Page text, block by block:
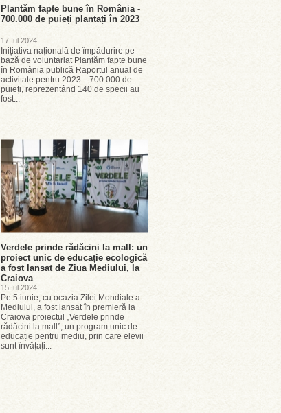
Plantăm fapte bune în România -
700.000 de puieți plantați în 2023
17 Iul 2024
Inițiativa națională de împădurire pe
bază de voluntariat Plantăm fapte bune
în România publică Raportul anual de
activitate pentru 2023. 700.000 de
puieți, reprezentând 140 de specii au
fost...
Verdele prinde rădăcini la mall: un
proiect unic de educație ecologică
a fost lansat de Ziua Mediului, la
Craiova
15 Iul 2024
Pe 5 iunie, cu ocazia Zilei Mondiale a
Mediului, a fost lansat în premieră la
Craiova proiectul „Verdele prinde
rădăcini la mall”, un program unic de
educație pentru mediu, prin care elevii
sunt învățați...